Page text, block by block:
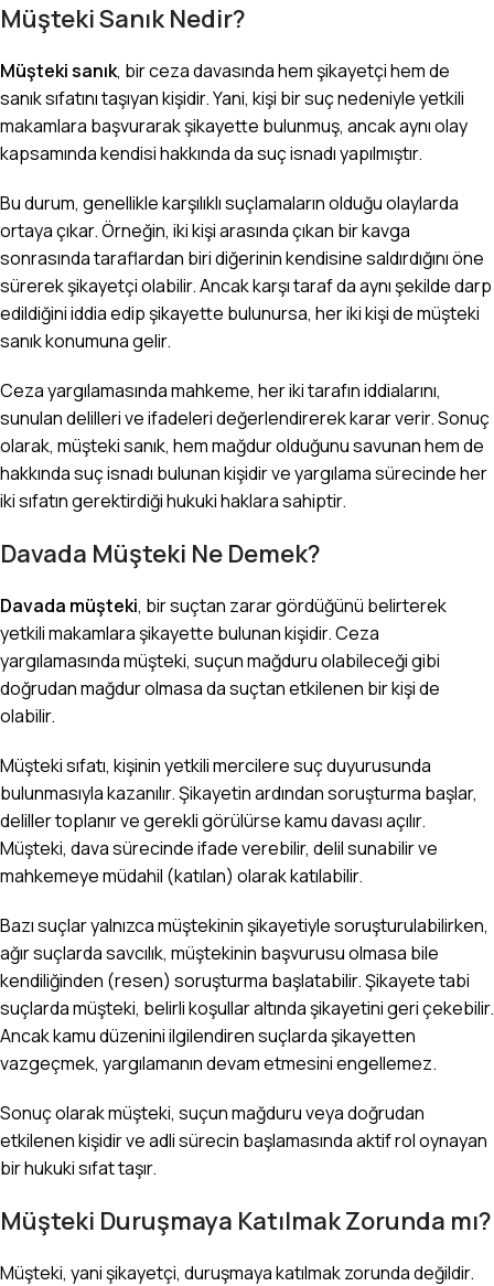
Müşteki Sanık Nedir?
Müşteki sanık, bir ceza davasında hem şikayetçi hem de
sanık sıfatını taşıyan kişidir. Yani, kişi bir suç nedeniyle yetkili
makamlara başvurarak şikayette bulunmuş, ancak aynı olay
kapsamında kendisi hakkında da suç isnadı yapılmıştır.
Bu durum, genellikle karşılıklı suçlamaların olduğu olaylarda
ortaya çıkar. Örneğin, iki kişi arasında çıkan bir kavga
sonrasında taraflardan biri diğerinin kendisine saldırdığını öne
sürerek şikayetçi olabilir. Ancak karşı taraf da aynı şekilde darp
edildiğini iddia edip şikayette bulunursa, her iki kişi de müşteki
sanık konumuna gelir.
Ceza yargılamasında mahkeme, her iki tarafın iddialarını,
sunulan delilleri ve ifadeleri değerlendirerek karar verir. Sonuç
olarak, müşteki sanık, hem mağdur olduğunu savunan hem de
hakkında suç isnadı bulunan kişidir ve yargılama sürecinde her
iki sıfatın gerektirdiği hukuki haklara sahiptir.
Davada Müşteki Ne Demek?
Davada müşteki, bir suçtan zarar gördüğünü belirterek
yetkili makamlara şikayette bulunan kişidir. Ceza
yargılamasında müşteki, suçun mağduru olabileceği gibi
doğrudan mağdur olmasa da suçtan etkilenen bir kişi de
olabilir.
Müşteki sıfatı, kişinin yetkili mercilere suç duyurusunda
bulunmasıyla kazanılır. Şikayetin ardından soruşturma başlar,
deliller toplanır ve gerekli görülürse kamu davası açılır.
Müşteki, dava sürecinde ifade verebilir, delil sunabilir ve
mahkemeye müdahil (katılan) olarak katılabilir.
Bazı suçlar yalnızca müştekinin şikayetiyle soruşturulabilirken,
ağır suçlarda savcılık, müştekinin başvurusu olmasa bile
kendiliğinden (resen) soruşturma başlatabilir. Şikayete tabi
suçlarda müşteki, belirli koşullar altında şikayetini geri çekebilir.
Ancak kamu düzenini ilgilendiren suçlarda şikayetten
vazgeçmek, yargılamanın devam etmesini engellemez.
Sonuç olarak müşteki, suçun mağduru veya doğrudan
etkilenen kişidir ve adli sürecin başlamasında aktif rol oynayan
bir hukuki sıfat taşır.
Müşteki Duruşmaya Katılmak Zorunda mı?
Müşteki, yani şikayetçi, duruşmaya katılmak zorunda değildir.